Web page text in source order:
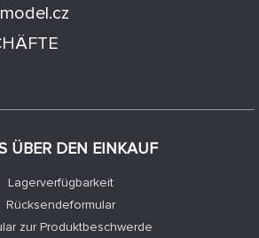
ÜBER DEN EINKAUF
Lagerverfügbarkeit
Rücksendeformular
zur Produktbeschwerde